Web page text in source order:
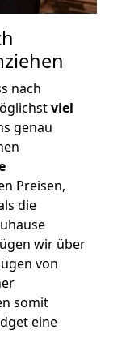
nach
viel
genau
Preisen,
die
wir über
von
somit
eine